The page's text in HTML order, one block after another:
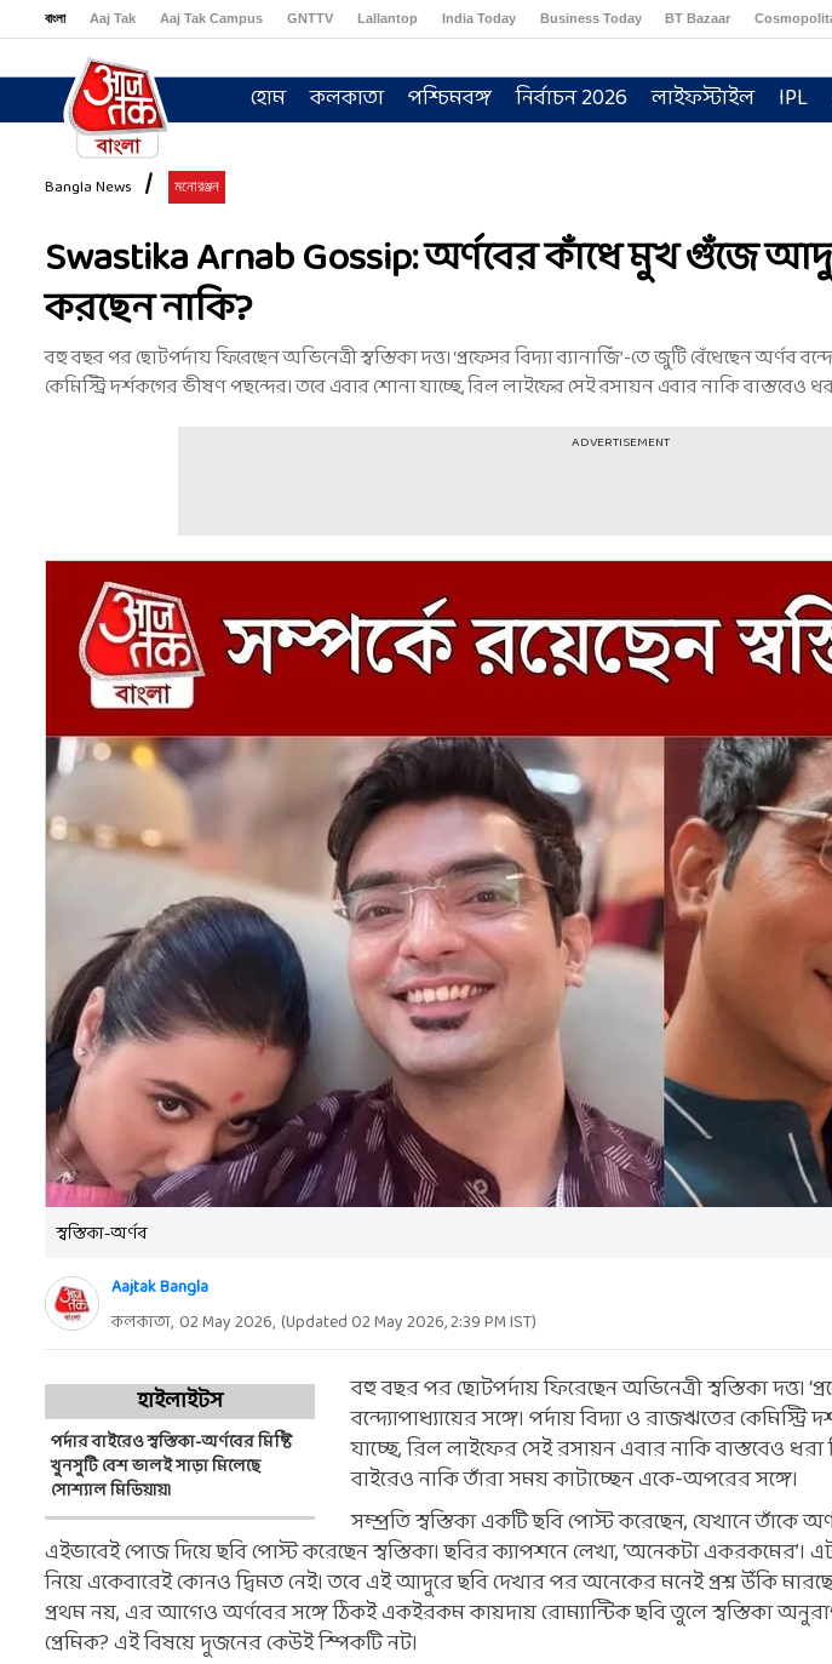
বাংলা Aaj Tak Aaj Tak Campus GNTTV Lallantop India Today Business Today BT Bazaar
হোম কলকাতা পশ্চিমবঙ্গ নির্বাচন 2026 লাইফস্টাইল IPL
Bangla News মনোরঞ্জন
Swastika Arnab Gossip: অর্ণবের কাঁধে মুখ গুঁজে
করছেন নাকি?
বহু বছর পর ছোটপর্দায় ফিরেছেন অভিনেত্রী স্বস্তিকা দত্ত। ‘প্রফেসর বিদ্যা ব্যানার্জি’-তে জুটি বেঁধেছেন অর্ণব
কেমিস্ট্রি দর্শকগের ভীষণ পছন্দের। তবে এবার শোনা যাচ্ছে, রিল লাইফের সেই রসায়ন এবার নাকি বাস্তবেও
ADVERTISEMENT
স্বস্তিকা-অর্ণব
Aajtak Bangla
কলকাতা, 02 May 2026, (Updated 02 May 2026, 2:39 PMIST)
হাইলাইটস
পর্দার বাইরেও স্বস্তিকা-অর্ণবের মিষ্টি
খুনসুটি বেশ ভালই সাড়া মিলেছে
সোশ্যাল মিডিয়ায়।
বহু বছর পর ছোটপর্দায় ফিরেছেন অভিনেত্রী স্বস্তিকা দত্ত।
বন্দ্যোপাধ্যায়ের সঙ্গে। পর্দায় বিদ্যা ও রাজঋতের
যাচ্ছে, রিল লাইফের সেই রসায়ন এবার নাকি বাস্তবেও
বাইরেও নাকি তাঁরা সময় কাটাচ্ছেন একে-অপরের সঙ্গে।
সম্প্রতি স্বস্তিকা একটি ছবি পোস্ট করেছেন, যেখানে তাঁকে
এইভাবেই পোজ দিয়ে ছবি পোস্ট করেছেন স্বস্তিকা। ছবির ক্যাপশনে লেখা, ‘অনেকটা একরকমের’।
নিয়ে একেবারেই কোনও দ্বিমত নেই। তবে এই আদুরে ছবি দেখার পর অনেকের মনেই প্রশ্ন উঁকি
প্রথম নয়, এর আগেও অর্ণবের সঙ্গে ঠিকই একইরকম কায়দায় রোম্যান্টিক ছবি তুলে স্বস্তিকা
প্রেমিক? এই বিষয়ে দুজনের কেউই স্পিকটি নট।